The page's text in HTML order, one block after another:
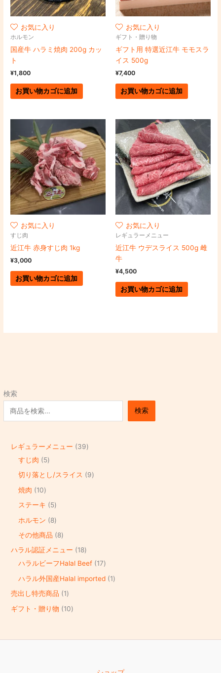
検索
検索
レギュラーメニュー
39
すじ肉
5
切り落とし/スライス
9
焼肉
10
ステーキ
5
ホルモン
8
その他商品
8
ハラル認証メニュー
18
ハラルビーフHalal Beef
17
ハラル外国産Halal imported
1
売出し特売商品
1
ギフト・贈り物
10
お気に入り
ホルモン
国産牛 ハラミ焼肉 200g カッ
ト
¥1,800
お買い物カゴに追加
お気に入り
ギフト・贈り物
ギフト用 特選近江牛 モモスラ
イス 500g
¥7,400
お買い物カゴに追加
お気に入り
すじ肉
近江牛 赤身すじ肉 1kg
¥3,000
お買い物カゴに追加
お気に入り
レギュラーメニュー
近江牛 ウデスライス 500g 雌
牛
¥4,500
お買い物カゴに追加